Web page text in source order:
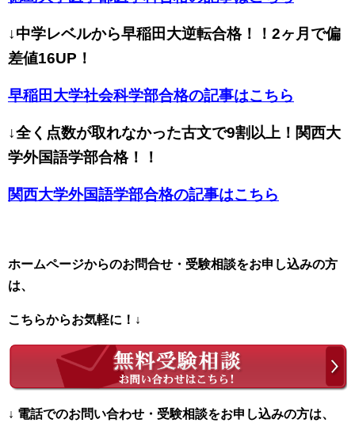
↓中学レベルから早稲田大逆転合格！！2ヶ月で偏
差値16UP！
早稲田大学社会科学部合格の記事はこちら
↓全く点数が取れなかった古文で9割以上！関西大
学外国語学部合格！！
関西大学外国語学部合格の記事はこちら
ホームページからのお問合せ・受験相談をお申し込みの方
は、
こちらからお気軽に！↓
↓ 電話でのお問い合わせ・受験相談をお申し込みの方は、